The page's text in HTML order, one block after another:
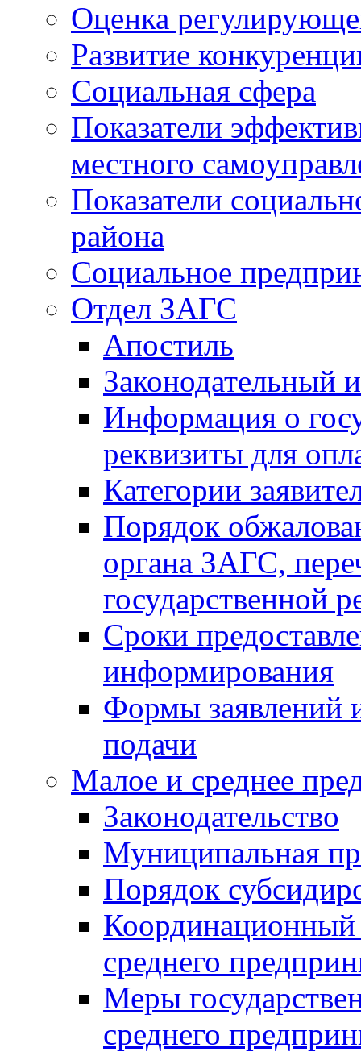
Оценка
Развитие
Социальная сфера
Показатели
местного
Показатели
района
Социальное
Отдел ЗАГС
Апостиль
Законодательный
Информация о
реквизиты для
Категории
Порядок
органа ЗАГС,
государственной
Сроки
информирования
Формы заявлений
подачи
Малое и среднее
Законодательство
Муниципальная
Порядок
Координационный
среднего
Меры
среднего